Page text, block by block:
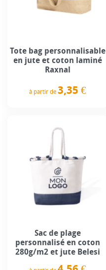
Tote bag personnalisable
en jute et coton laminé
Raxnal
à partir de 3,35 €
Sac de plage
personnalisé en coton
280g/m2 et jute Belesi